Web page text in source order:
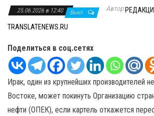
25.06.2026 в 12:40 Выкл. Автор
TRANSLATENEWS.RU
Поделиться в соц.сетях
Ирак, один из крупнейших производителей
Востоке, может покинуть Организацию
нефти (ОПЕК), если картель откажется